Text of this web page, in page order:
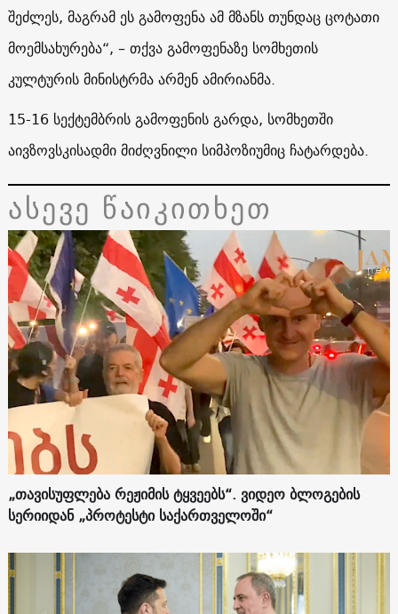
შეძლეს, მაგრამ ეს გამოფენა ამ მზანს თუნდაც ცოტათი
მოემსახურება“, – თქვა გამოფენაზე სომხეთის
კულტურის მინისტრმა არმენ ამირიანმა.
15-16 სექტემბრის გამოფენის გარდა, სომხეთში
აივზოვსკისადმი მიძღვნილი სიმპოზიუმიც ჩატარდება.
ასევე წაიკითხეთ
„თავისუფლება რეჟიმის ტყვეებს“. ვიდეო ბლოგების
სერიიდან „პროტესტი საქართველოში“